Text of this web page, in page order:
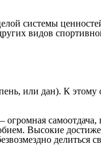
системы
видов
или дан). К
Высокие
делиться